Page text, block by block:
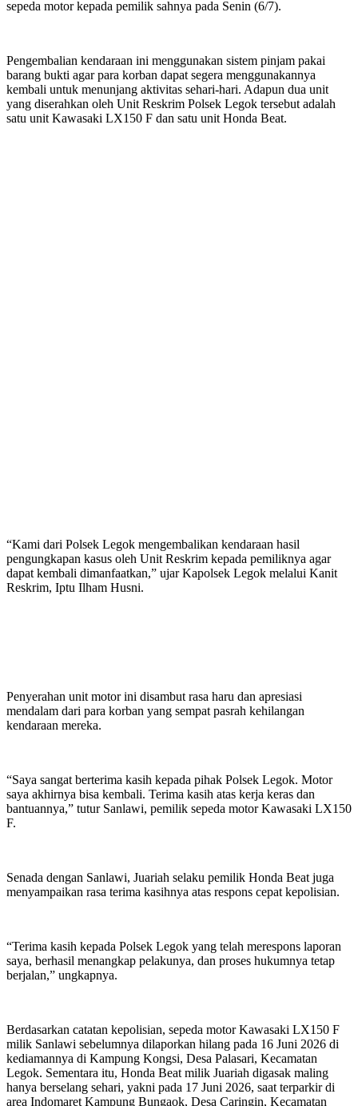
sepeda motor kepada pemilik sahnya pada Senin (6/7).
Pengembalian kendaraan ini menggunakan sistem pinjam pakai
barang bukti agar para korban dapat segera menggunakannya
kembali untuk menunjang aktivitas sehari-hari. Adapun dua unit
yang diserahkan oleh Unit Reskrim Polsek Legok tersebut adalah
satu unit Kawasaki LX150 F dan satu unit Honda Beat.
“Kami dari Polsek Legok mengembalikan kendaraan hasil
pengungkapan kasus oleh Unit Reskrim kepada pemiliknya agar
dapat kembali dimanfaatkan,” ujar Kapolsek Legok melalui Kanit
Reskrim, Iptu Ilham Husni.
Penyerahan unit motor ini disambut rasa haru dan apresiasi
mendalam dari para korban yang sempat pasrah kehilangan
kendaraan mereka.
“Saya sangat berterima kasih kepada pihak Polsek Legok. Motor
saya akhirnya bisa kembali. Terima kasih atas kerja keras dan
bantuannya,” tutur Sanlawi, pemilik sepeda motor Kawasaki LX150
F.
Senada dengan Sanlawi, Juariah selaku pemilik Honda Beat juga
menyampaikan rasa terima kasihnya atas respons cepat kepolisian.
“Terima kasih kepada Polsek Legok yang telah merespons laporan
saya, berhasil menangkap pelakunya, dan proses hukumnya tetap
berjalan,” ungkapnya.
Berdasarkan catatan kepolisian, sepeda motor Kawasaki LX150 F
milik Sanlawi sebelumnya dilaporkan hilang pada 16 Juni 2026 di
kediamannya di Kampung Kongsi, Desa Palasari, Kecamatan
Legok. Sementara itu, Honda Beat milik Juariah digasak maling
hanya berselang sehari, yakni pada 17 Juni 2026, saat terparkir di
area Indomaret Kampung Bungaok, Desa Caringin, Kecamatan